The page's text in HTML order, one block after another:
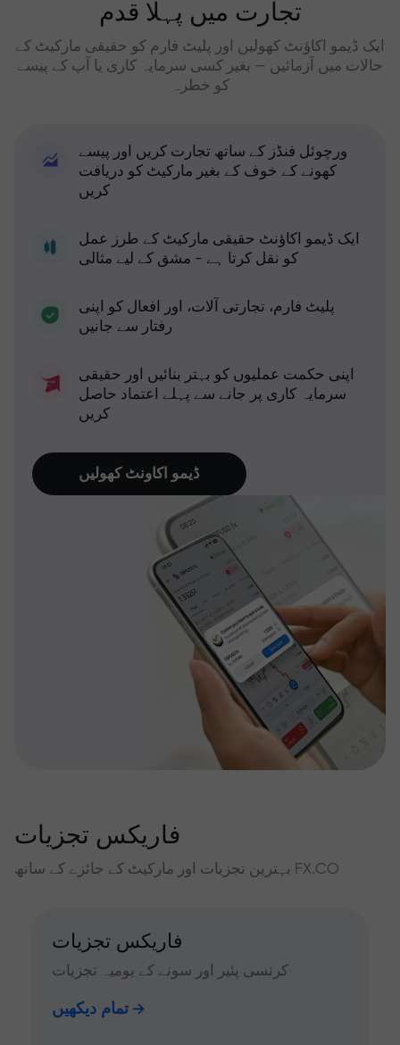
تجارت میں پہلا قدم
ایک ڈیمو اکاؤنٹ کھولیں اور پلیٹ فارم کو حقیقی مارکیٹ کے
حالات میں آزمائیں — بغیر کسی سرمایہ کاری یا آپ کے پیسے
کو خطرہ
ورچوئل فنڈز کے ساتھ تجارت کریں اور پیسے
کھونے کے خوف کے بغیر مارکیٹ کو دریافت
کریں
ایک ڈیمو اکاؤنٹ حقیقی مارکیٹ کے طرز عمل
کو نقل کرتا ہے - مشق کے لیے مثالی
پلیٹ فارم، تجارتی آلات، اور افعال کو اپنی
رفتار سے جانیں
اپنی حکمت عملیوں کو بہتر بنائیں اور حقیقی
سرمایہ کاری پر جانے سے پہلے اعتماد حاصل
کریں
ڈیمو اکاونٹ کھولیں
فاریکس تجزیات
بہترین تجزیات اور مارکیٹ کے جائزے کے ساتھ FX.CO
فاریکس تجزیات
کرنسی پئیر اور سونے کے یومیہ تجزیات
تمام دیکھیں